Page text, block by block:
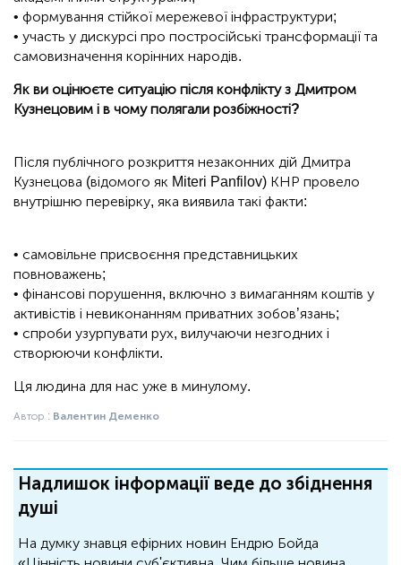
• формування стійкої мережевої інфраструктури;
• участь у дискурсі про постросійські трансформації та
самовизначення корінних народів.
Як ви оцінюєте ситуацію після конфлікту з Дмитром
Кузнецовим і в чому полягали розбіжності?
Після публічного розкриття незаконних дій Дмитра
Кузнецова (відомого як Miteri Panfilov) КНР провело
внутрішню перевірку, яка виявила такі факти:
• самовільне присвоєння представницьких
повноважень;
• фінансові порушення, включно з вимаганням коштів у
активістів і невиконанням приватних зобов’язань;
• спроби узурпувати рух, вилучаючи незгодних і
створюючи конфлікти.
Ця людина для нас уже в минулому.
Автор : Валентин Деменко
Надлишок інформації веде до збіднення
душі
На думку знавця ефірних новин Ендрю Бойда